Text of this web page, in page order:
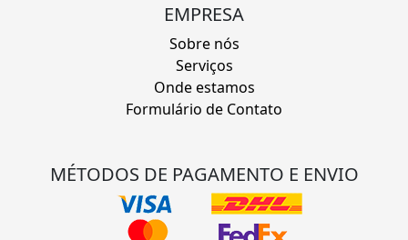
EMPRESA
Sobre nós
Serviços
Onde estamos
Formulário de Contato
MÉTODOS DE PAGAMENTO E ENVIO